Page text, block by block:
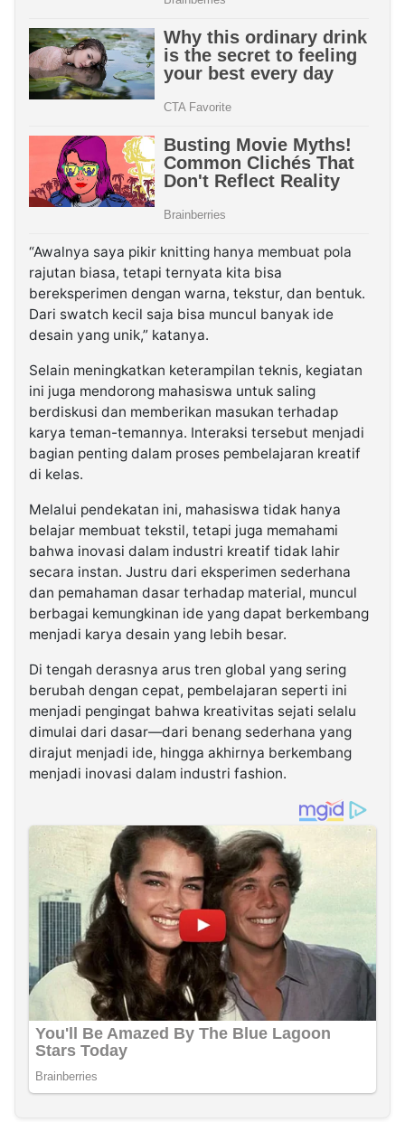
“Awalnya saya pikir knitting hanya membuat pola
rajutan biasa, tetapi ternyata kita bisa
bereksperimen dengan warna, tekstur, dan bentuk.
Dari swatch kecil saja bisa muncul banyak ide
desain yang unik,” katanya.
Selain meningkatkan keterampilan teknis, kegiatan
ini juga mendorong mahasiswa untuk saling
berdiskusi dan memberikan masukan terhadap
karya teman-temannya. Interaksi tersebut menjadi
bagian penting dalam proses pembelajaran kreatif
di kelas.
Melalui pendekatan ini, mahasiswa tidak hanya
belajar membuat tekstil, tetapi juga memahami
bahwa inovasi dalam industri kreatif tidak lahir
secara instan. Justru dari eksperimen sederhana
dan pemahaman dasar terhadap material, muncul
berbagai kemungkinan ide yang dapat berkembang
menjadi karya desain yang lebih besar.
Di tengah derasnya arus tren global yang sering
berubah dengan cepat, pembelajaran seperti ini
menjadi pengingat bahwa kreativitas sejati selalu
dimulai dari dasar—dari benang sederhana yang
dirajut menjadi ide, hingga akhirnya berkembang
menjadi inovasi dalam industri fashion.